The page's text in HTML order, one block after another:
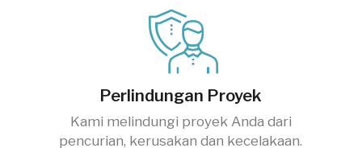
Perlindungan Proyek
Kami melindungi proyek Anda dari
pencurian, kerusakan dan kecelakaan.